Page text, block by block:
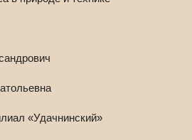
«Удачнинский»